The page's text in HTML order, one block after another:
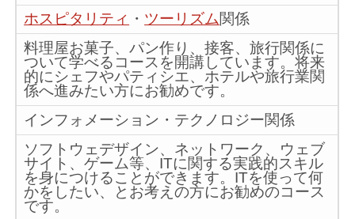
ホスピタリティ ・ ツーリズム関係
料理屋お菓子、パン作り、接客、旅行関係に
ついて学べるコースを開講しています。将来
的にシェフやパティシエ、ホテルや旅行業関
係へ進みたい方にお勧めです。
インフォメーション・テクノロジー関係
ソフトウェデザイン、ネットワーク、ウェブ
サイト、ゲーム等、ITに関する実践的スキル
を身につけることができます。ITを使って何
かをしたい、とお考えの方にお勧めのコース
です。